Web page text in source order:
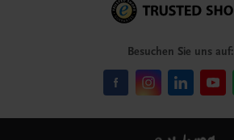
Besuchen Sie uns auf: